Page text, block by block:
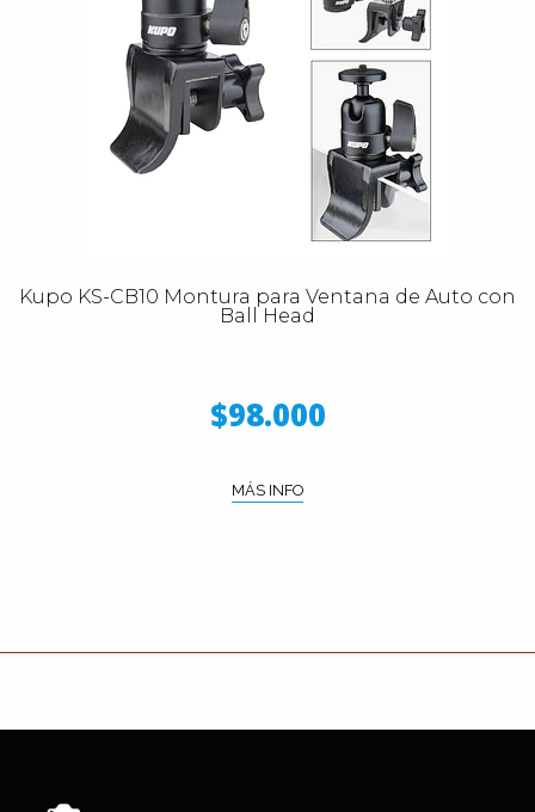
Kupo KS-CB10 Montura para Ventana de Auto con
Ball Head
$98.000
MÁS INFO